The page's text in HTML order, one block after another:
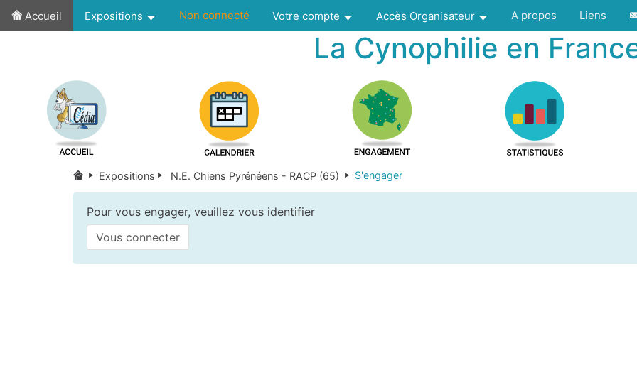
Accueil Expositions Non connecté Votre compte Accès Organisateur A propos Liens
La Cynophilie en
Expositions N.E. Chiens Pyrénéens - RACP (65) S'engager
Pour vous engager, veuillez vous identifier
Vous connecter